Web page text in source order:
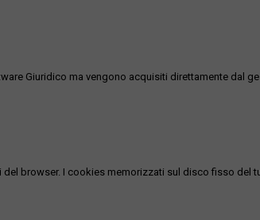
Giuridico ma vengono acquisiti direttamente dal
browser. I cookies memorizzati sul disco fisso